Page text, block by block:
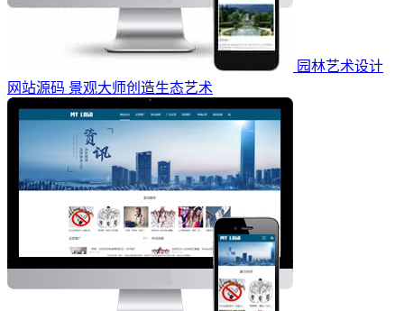
园林艺术设计
网站源码 景观大师创造生态艺术